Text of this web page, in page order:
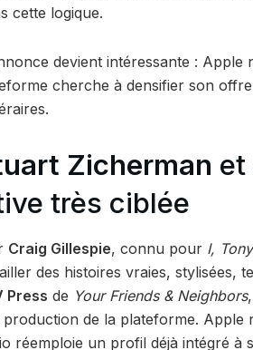
cette logique.
devient intéressante : Apple
cherche à densifier son
Zicherman et
très ciblée
Craig Gillespie, connu pour I,
des histoires vraies, stylisées,
Press de Your Friends & Neighbors
de la plateforme. Apple
réemploie un profil déjà intégré à